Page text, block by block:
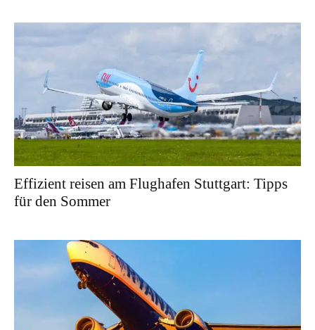
Effizient reisen am Flughafen Stuttgart: Tipps
für den Sommer